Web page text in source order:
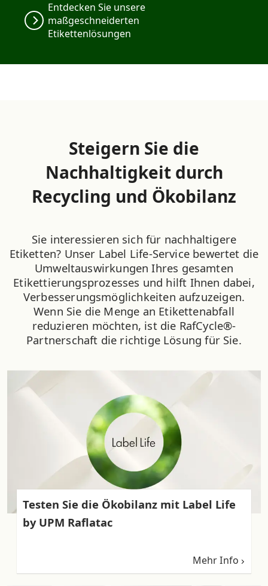
Entdecken Sie unsere
maßgeschneiderten
Etikettenlösungen
Steigern Sie die
Nachhaltigkeit durch
Recycling und Ökobilanz
Sie interessieren sich für nachhaltigere
Etiketten? Unser Label Life-Service bewertet die
Umweltauswirkungen Ihres gesamten
Etikettierungsprozesses und hilft Ihnen dabei,
Verbesserungsmöglichkeiten aufzuzeigen.
Wenn Sie die Menge an Etikettenabfall
reduzieren möchten, ist die RafCycle®-
Partnerschaft die richtige Lösung für Sie.
Testen Sie die Ökobilanz mit Label Life
by UPM Raflatac
Mehr Info